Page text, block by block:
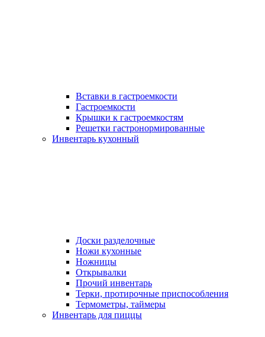
Вставки в гастроемкости
Гастроемкости
Крышки к гастроемкостям
Решетки гастронормированные
Инвентарь кухонный
Доски разделочные
Ножи кухонные
Ножницы
Открывалки
Прочий инвентарь
Терки, протирочные приспособления
Термометры, таймеры
Инвентарь для пиццы